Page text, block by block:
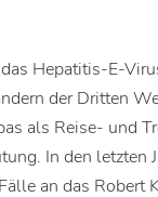
Hepatitis-E-
der Dritten
als Reise- und
In den letzten
an das Robert